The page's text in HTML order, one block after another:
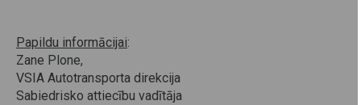
Papildu informācijai:
Zane Plone,
VSIA Autotransporta direkcija
Sabiedrisko attiecību vadītāja